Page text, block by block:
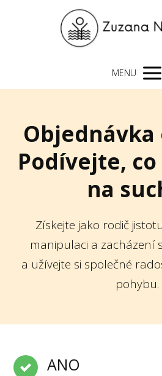
MENU
Objednávka
Podívejte,
na
Získejte jako rodič
manipulaci a zacházení
a užívejte si společné
pohybu.
ANO